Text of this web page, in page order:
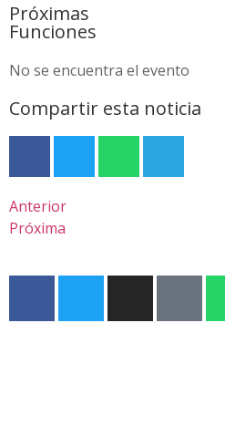
Próximas
Funciones
No se encuentra el evento
Compartir esta noticia
Anterior
Próxima